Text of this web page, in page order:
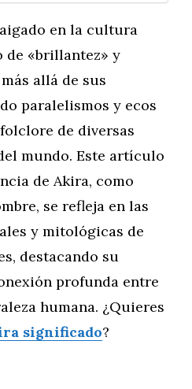
en la cultura
de «brillantez» y
allá de sus
paralelismos y ecos
de diversas
mundo. Este artículo
de Akira, como
se refleja en las
y mitológicas de
destacando su
profunda entre
humana. ¿Quieres
significado?